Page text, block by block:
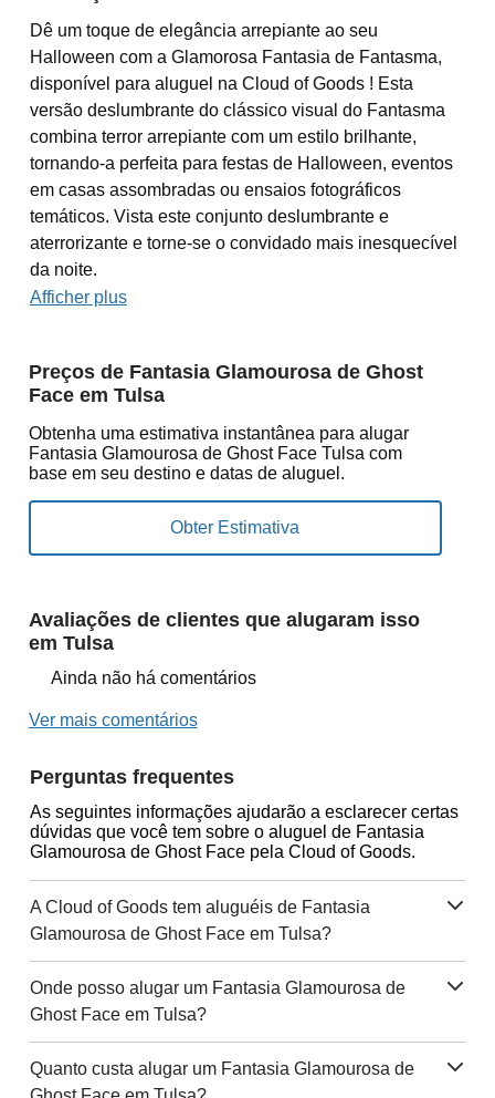
Dê um toque de elegância arrepiante ao seu
Halloween com a Glamorosa Fantasia de Fantasma,
disponível para aluguel na Cloud of Goods ! Esta
versão deslumbrante do clássico visual do Fantasma
combina terror arrepiante com um estilo brilhante,
tornando-a perfeita para festas de Halloween, eventos
em casas assombradas ou ensaios fotográficos
temáticos. Vista este conjunto deslumbrante e
aterrorizante e torne-se o convidado mais inesquecível
da noite.
Afficher plus
Preços de Fantasia Glamourosa de Ghost
Face em Tulsa
Obtenha uma estimativa instantânea para alugar
Fantasia Glamourosa de Ghost Face Tulsa com
base em seu destino e datas de aluguel.
Avaliações de clientes que alugaram isso
em Tulsa
Ainda não há comentários
Ver mais comentários
Perguntas frequentes
As seguintes informações ajudarão a esclarecer certas
dúvidas que você tem sobre o aluguel de Fantasia
Glamourosa de Ghost Face pela Cloud of Goods.
A Cloud of Goods tem aluguéis de Fantasia
Glamourosa de Ghost Face em Tulsa?
Onde posso alugar um Fantasia Glamourosa de
Ghost Face em Tulsa?
Quanto custa alugar um Fantasia Glamourosa de